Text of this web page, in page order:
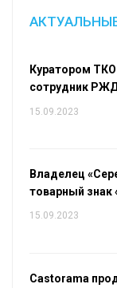
Куратором
сотрудник
15.09.2023
Владелец
товарный
15.09.2023
Castorama